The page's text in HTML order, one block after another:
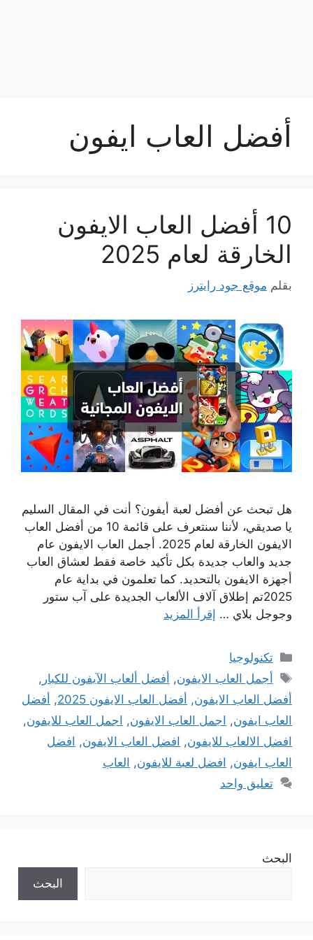
أفضل العاب ايفون
10 أفضل العاب الايفون
الخارقة لعام 2025
بقلم موقع جود رايترز
هل تبحث عن أفضل لعبة أيفون؟ أنت في المقال السليم
يا صديقي، لأننا سنتعرف على قائمة 10 من أفضل العاب
الايفون الخارقة لعام 2025. أجمل العاب الايفون عام
جديد والعاب جديدة بكل تأكيد خاصة فقط لعشاق العاب
أجهزة الايفون بالتحديد. كما تعلمون في بداية عام
2025تم إطلاق آلاف الألعاب الجديدة على آب ستور
وجوجل بلاي … إقرأ المزيد
التصنيفات
تكنولوجيا
الوسوم
أجمل العاب الايفون, أفضل ألعاب الآيفون للكبار ,
أفضل العاب الايفون, أفضل العاب الايفون 2025 , أفضل
العاب ايفون, اجمل العاب الايفون, اجمل العاب للايفون,
افضل الالعاب للايفون, افضل العاب الايفون, افضل
العاب ايفون, افضل لعبة للايفون, العاب
تعليق واحد
البحث
البحث